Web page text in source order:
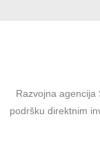
Razvojna agencija
podršku direktnim